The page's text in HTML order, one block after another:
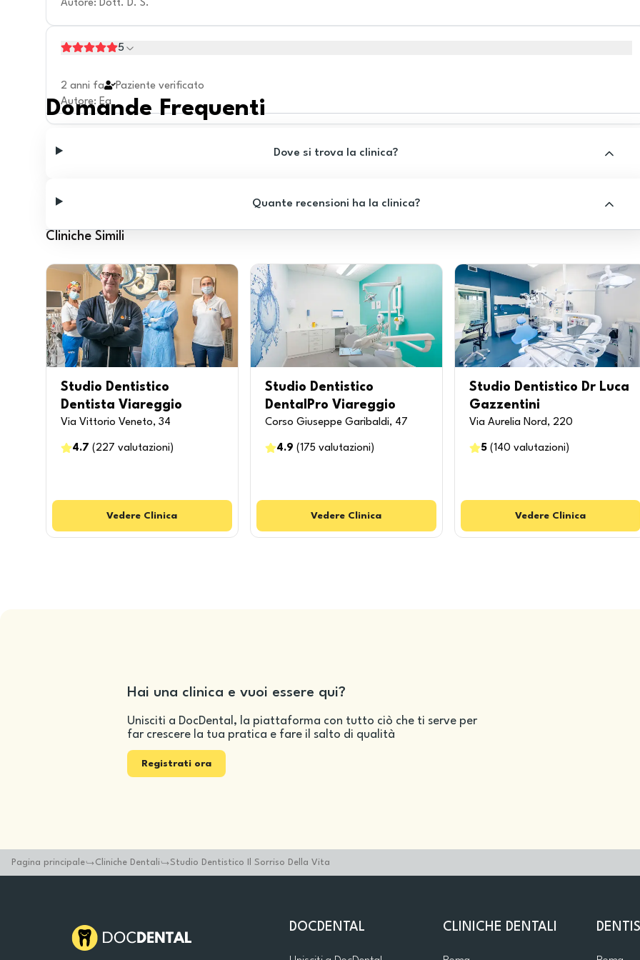
Autore: Dott. D. S.
5
2 anni fa
Paziente verificato
Autore: Ea
Domande Frequenti
Dove si trova la clinica?
Quante recensioni ha la clinica?
Cliniche Simili
Studio Dentistico
Dentista Viareggio
Via Vittorio Veneto, 34
4.7 ( 227 valutazioni )
Vedere Clinica
Studio Dentistico
DentalPro Viareggio
Corso Giuseppe Garibaldi, 47
4.9 (175 valutazioni )
Vedere Clinica
Studio Dentistico Dr Luca
Gazzentini
Via Aurelia Nord, 220
5(140 valutazioni )
Vedere Clinica
Hai una clinica e vuoi essere qui?
Unisciti a DocDental, la piattaforma con tutto ciò che ti serve per
far crescere la tua pratica e fare il salto di qualità
Registrati ora
Pagina principale Cliniche Dentali Studio Dentistico Il Sorriso Della Vita
DOCDENTAL CLINICHE DENTALI